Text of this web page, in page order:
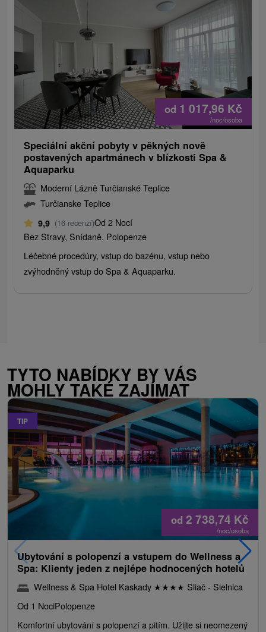
od 1 017,96 Kč
/noc/osoba
Speciální akční pobyty v pěkných nově
postavených apartmánech v blízkosti Spa &
Aquaparku
Moderní Lázně Turčianské Teplice
Turčianske Teplice
9,9 (16 recenzí)Od 2 Nocí
Bez Stravy, Snídaně, Polopenze
Léčebné procedúry, vstup do bazénu, vstup nebo
zvýhodněný vstup do Spa & Aquaparku.
TYTO NABÍDKY BY VÁS
MOHLY TAKÉ ZAJÍMAT
TIP
od 2 738,74 Kč
/noc/osoba
Ubytování s polopenzí a vstupem do Wellness a
Spa: Klienty jeden z nejlépe hodnocených hotelů
Wellness & Spa Hotel Kaskady ★★★★ Sliač - Sielnica
Od 1 NociPolopenze
Komfortní ubytování s polopenzí a pitím. Užijte si neomezený